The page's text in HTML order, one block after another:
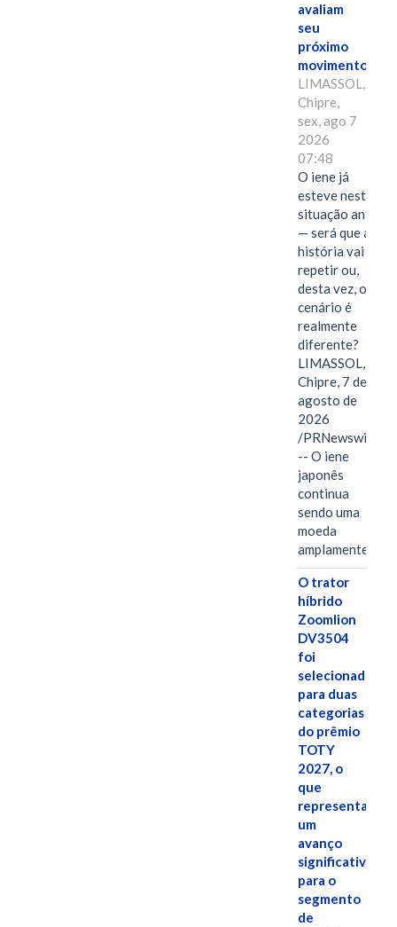
avaliam
seu
próximo
movimento.
LIMASSOL,
Chipre,
sex, ago 7
2026
07:48
O iene já
esteve nesta
situação antes
— será que a
história vai se
repetir ou,
desta vez, o
cenário é
realmente
diferente?
LIMASSOL,
Chipre, 7 de
agosto de
2026
/PRNewswire/
-- O iene
japonês
continua
sendo uma
moeda
amplamente…
O trator
híbrido
Zoomlion
DV3504
foi
selecionado
para duas
categorias
do prêmio
TOTY
2027, o
que
representa
um
avanço
significativo
para o
segmento
de